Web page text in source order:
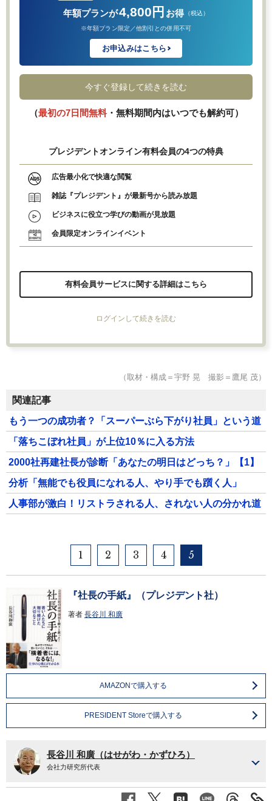
年額プランが4,800円 お得 （税込）
※年額プラン限定／他割引との併用不可
お申込みはこちら
今すぐ登録して続きを読む
（最初の7日間無料・無料期間内はいつでも解約可）
プレジデントオンライン有料会員の4つの特典
広告最小化で快適な閲覧
雑誌『プレジデント』が最新号から読み放題
ビジネスに役立つ学びの動画が見放題
会員限定オンラインイベント
有料会員サービスに関する詳細はこちら
ログインして続きを読む
（取材・構成＝宇野 晃 撮影＝鷹尾 茂）
関連記事
もう一つの成功者？「スーパーぶら下がり社員」という道
「落ちこぼれ社員」が上位10％に入る方法
2000社再建社長が診断「あなたの明日はどっち？」【1】
分析「無能でも役員になれる人、やり手でも躓く人」
人事部が激白！リストラされる人、されない人の分かれ道
1 2 3 4 5
『社長の手紙』（プレジデント社）
著者 長谷川 和廣
AMAZONで購入する
PRESIDENT Storeで購入する
長谷川 和廣（はせがわ・かずひろ）
会社力研究所代表